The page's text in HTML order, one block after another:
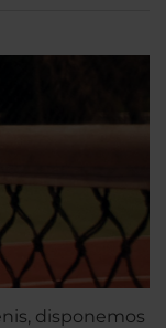
disponemos